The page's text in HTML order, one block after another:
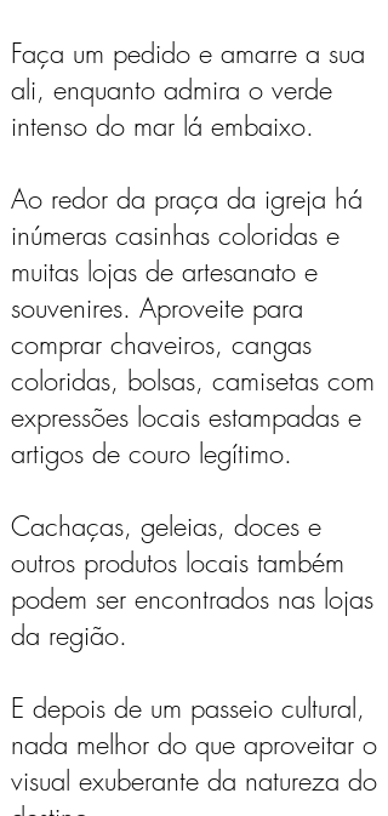
Faça um pedido e amarre a sua
ali, enquanto admira o verde
intenso do mar lá embaixo.
Ao redor da praça da igreja há
inúmeras casinhas coloridas e
muitas lojas de artesanato e
souvenires. Aproveite para
comprar chaveiros, cangas
coloridas, bolsas, camisetas com
expressões locais estampadas e
artigos de couro legítimo.
Cachaças, geleias, doces e
outros produtos locais também
podem ser encontrados nas lojas
da região.
E depois de um passeio cultural,
nada melhor do que aproveitar o
visual exuberante da natureza do